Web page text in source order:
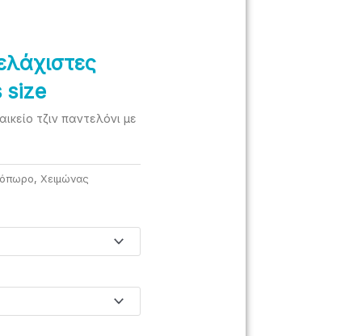
size
τζιν παντελόνι με
, Χειμώνας